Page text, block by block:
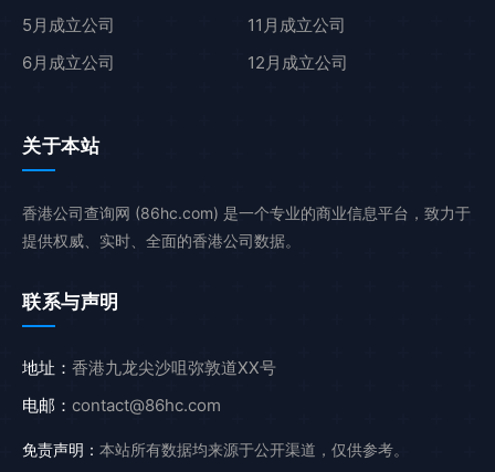
5月成立公司
6月成立公司
11月成立公司
12月成立公司
关于本站
香港公司查询网 (86hc.com) 是一个专业的商业信息平台，致力于
提供权威、实时、全面的香港公司数据。
联系与声明
地址： 香港九龙尖沙咀弥敦道XX号
电邮： contact@86hc.com
免责声明： 本站所有数据均来源于公开渠道，仅供参考。